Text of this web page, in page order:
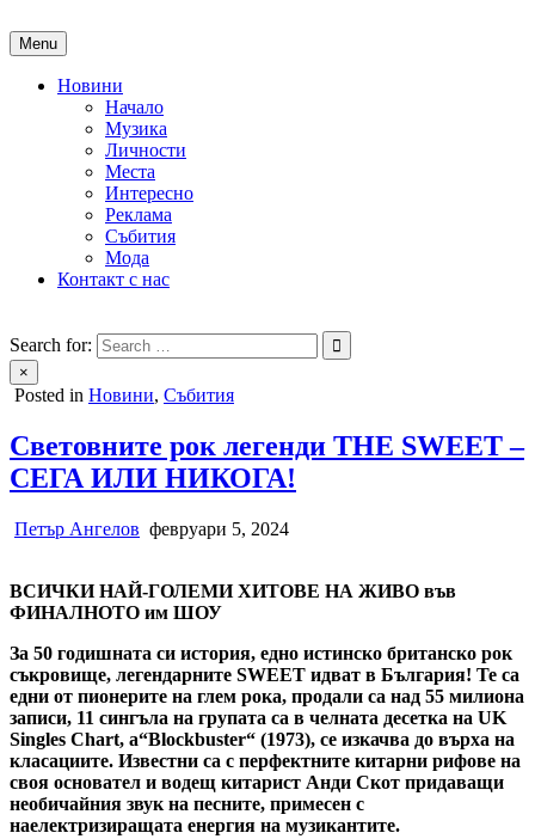
to
content
Menu
Новини
Начало
Музика
Личности
Места
Интересно
Реклама
Събития
Мода
Контакт с нас
People of Bulgaria
За хората на България
Search for:
×
Posted in Новини, Събития
Световните рок легенди THE SWEET –
СЕГА ИЛИ НИКОГА!
Петър Ангелов февруари 5, 2024
ВСИЧКИ НАЙ-ГОЛЕМИ ХИТОВЕ НА ЖИВО във
ФИНАЛНОТО им ШОУ
За 50 годишната си история, едно истинско британско рок
съкровище, легендарните SWEET идват в България! Те са
едни от пионерите на глем рока, продали са над 55 милиона
записи, 11 сингъла на групата са в челната десетка на UK
Singles Chart, а“Blockbuster“ (1973), се изкачва до върха на
класациите. Известни са с перфектните китарни рифове на
своя основател и водещ китарист Анди Скот придаващи
необичайния звук на песните, примесен с
наелектризиращата енергия на музикантите.